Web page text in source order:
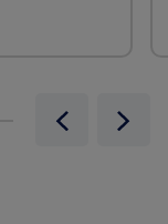
Vorige slide